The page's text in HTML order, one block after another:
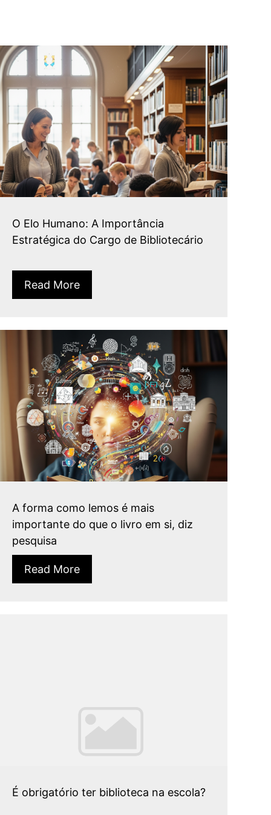
O Elo Humano: A Importância
Estratégica do Cargo de Bibliotecário
Read More
A forma como lemos é mais
importante do que o livro em si, diz
pesquisa
Read More
É obrigatório ter biblioteca na escola?